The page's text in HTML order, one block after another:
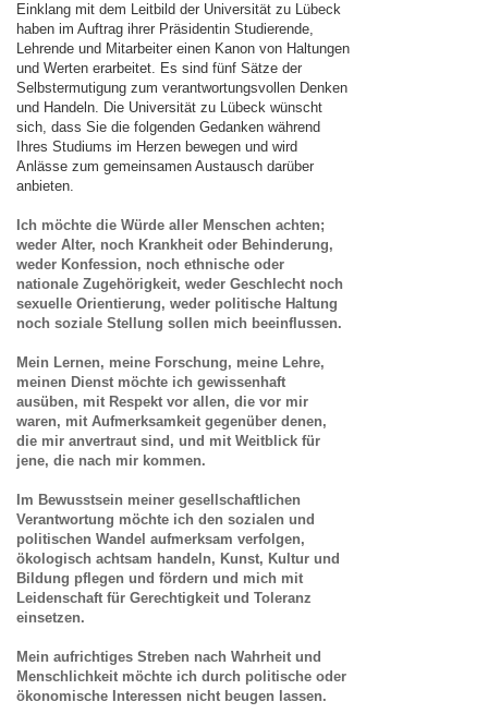
Einklang mit dem Leitbild der Universität zu Lübeck
haben im Auftrag ihrer Präsidentin Studierende,
Lehrende und Mitarbeiter einen Kanon von Haltungen
und Werten erarbeitet. Es sind fünf Sätze der
Selbstermutigung zum verantwortungsvollen Denken
und Handeln. Die Universität zu Lübeck wünscht
sich, dass Sie die folgenden Gedanken während
Ihres Studiums im Herzen bewegen und wird
Anlässe zum gemeinsamen Austausch darüber
anbieten.
Ich möchte die Würde aller Menschen achten;
weder Alter, noch Krankheit oder Behinderung,
weder Konfession, noch ethnische oder
nationale Zugehörigkeit, weder Geschlecht noch
sexuelle Orientierung, weder politische Haltung
noch soziale Stellung sollen mich beeinflussen.
Mein Lernen, meine Forschung, meine Lehre,
meinen Dienst möchte ich gewissenhaft
ausüben, mit Respekt vor allen, die vor mir
waren, mit Aufmerksamkeit gegenüber denen,
die mir anvertraut sind, und mit Weitblick für
jene, die nach mir kommen.
Im Bewusstsein meiner gesellschaftlichen
Verantwortung möchte ich den sozialen und
politischen Wandel aufmerksam verfolgen,
ökologisch achtsam handeln, Kunst, Kultur und
Bildung pflegen und fördern und mich mit
Leidenschaft für Gerechtigkeit und Toleranz
einsetzen.
Mein aufrichtiges Streben nach Wahrheit und
Menschlichkeit möchte ich durch politische oder
ökonomische Interessen nicht beugen lassen.